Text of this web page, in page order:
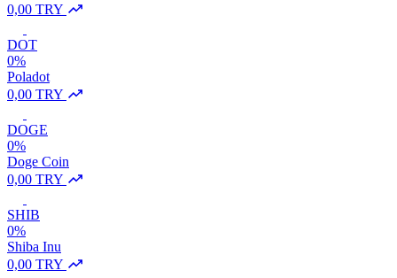
0,00 TRY
DOT
0%
Poladot
0,00 TRY
DOGE
0%
Doge Coin
0,00 TRY
SHIB
0%
Shiba Inu
0,00 TRY